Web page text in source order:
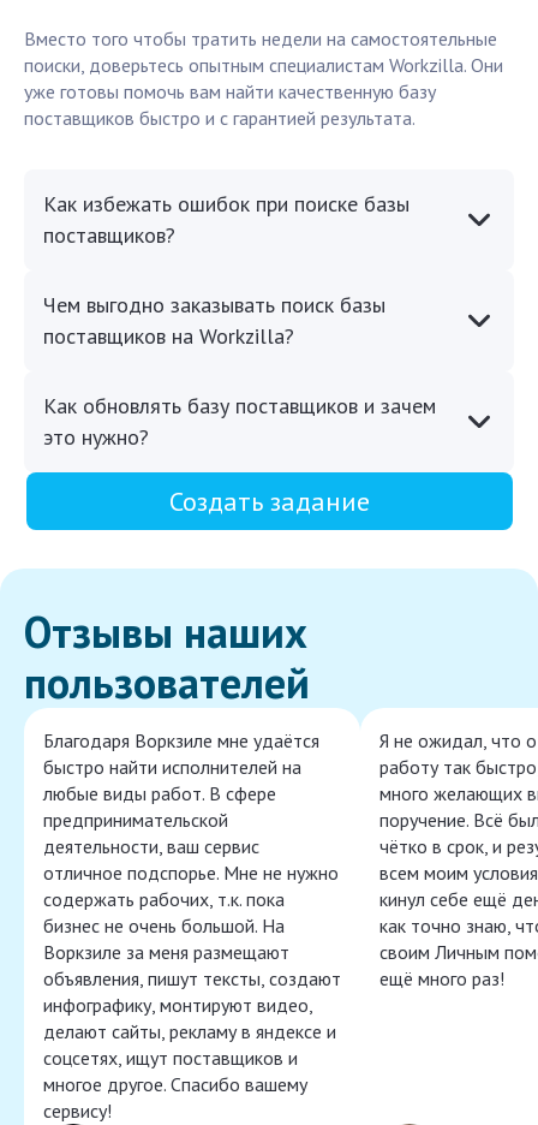
Вместо того чтобы тратить недели на самостоятельные
поиски, доверьтесь опытным специалистам Workzilla. Они
уже готовы помочь вам найти качественную базу
поставщиков быстро и с гарантией результата.
Как избежать ошибок при поиске базы
поставщиков?
Чем выгодно заказывать поиск базы
поставщиков на Workzilla?
Как обновлять базу поставщиков и зачем
это нужно?
Создать задание
Отзывы наших
пользователей
Благодаря Воркзиле мне удаётся
быстро найти исполнителей на
любые виды работ. В сфере
предпринимательской
деятельности, ваш сервис
отличное подспорье. Мне не нужно
содержать рабочих, т.к. пока
бизнес не очень большой. На
Воркзиле за меня размещают
объявления, пишут тексты, создают
инфографику, монтируют видео,
делают сайты, рекламу в яндексе и
соцсетях, ищут поставщиков и
многое другое. Спасибо вашему
сервису!
Я не ожидал, что
работу так
много желающих
поручение. Всё
чётко в срок, и
всем моим
кинул себе ещё
как точно знаю,
своим Личным
ещё много раз!